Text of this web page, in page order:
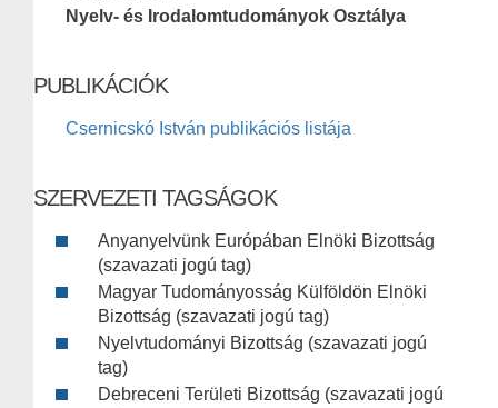
Nyelv- és Irodalomtudományok Osztálya
PUBLIKÁCIÓK
Csernicskó István publikációs listája
SZERVEZETI TAGSÁGOK
Anyanyelvünk Európában Elnöki Bizottság
(szavazati jogú tag)
Magyar Tudományosság Külföldön Elnöki
Bizottság (szavazati jogú tag)
Nyelvtudományi Bizottság (szavazati jogú
tag)
Debreceni Területi Bizottság (szavazati jogú